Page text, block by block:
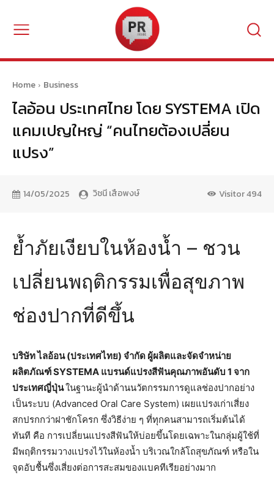
Home Business
ไลอ้อน ประเทศไทย โดย SYSTEMA เปิด
แคมเปญใหญ่ “คนไทยต้องเปลี่ยน
แปรง”
14/05/2025 วิชนี เสือพงษ์ Visitor494
ย้ำภัยเงียบในห้องน้ำ – ชวน
เปลี่ยนพฤติกรรมเพื่อสุขภาพ
ช่องปากที่ดีขึ้น
บริษัท ไลอ้อน (ประเทศไทย) จำกัด ผู้ผลิตและจัดจำหน่าย
ผลิตภัณฑ์SYSTEMA แบรนด์แปรงสีฟันคุณภาพอันดับ 1 จาก
ประเทศญี่ปุ่นในฐานะผู้นำด้านนวัตกรรมการดูแลช่องปากอย่าง
เป็นระบบ (Advanced Oral Care System) เผยแปรงเก่าเสี่ยง
สกปรกกว่าฝาชักโครก ซึ่งวิธีง่าย ๆ ที่ทุกคนสามารถเริ่มต้นได้
ทันที คือ การเปลี่ยนแปรงสีฟันให้บ่อยขึ้นโดยเฉพาะในกลุ่มผู้ใช้ที่
มีพฤติกรรมวางแปรงไว้ในห้องน้ำ บริเวณใกล้โถสุขภัณฑ์ หรือใน
จุดอับชื้นซึ่งเสี่ยงต่อการสะสมของแบคทีเรียอย่างมาก